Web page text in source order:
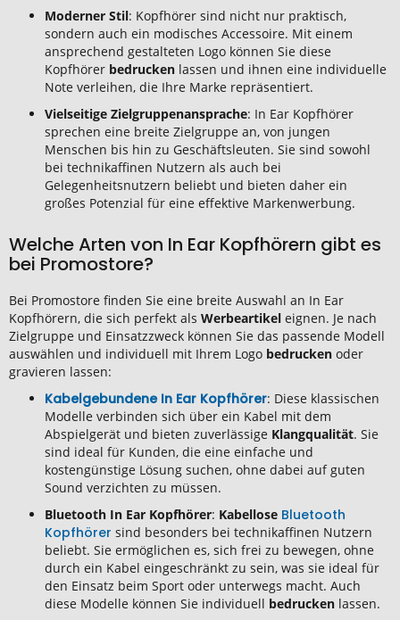
Moderner Stil: Kopfhörer sind nicht nur praktisch,
sondern auch ein modisches Accessoire. Mit einem
ansprechend gestalteten Logo können Sie diese
Kopfhörer bedrucken lassen und ihnen eine individuelle
Note verleihen, die Ihre Marke repräsentiert.
Vielseitige Zielgruppenansprache: In Ear Kopfhörer
sprechen eine breite Zielgruppe an, von jungen
Menschen bis hin zu Geschäftsleuten. Sie sind sowohl
bei technikaffinen Nutzern als auch bei
Gelegenheitsnutzern beliebt und bieten daher ein
großes Potenzial für eine effektive Markenwerbung.
Welche Arten von In Ear Kopfhörern gibt es
bei Promostore?
Bei Promostore finden Sie eine breite Auswahl an In Ear
Kopfhörern, die sich perfekt als Werbeartikel eignen. Je nach
Zielgruppe und Einsatzzweck können Sie das passende Modell
auswählen und individuell mit Ihrem Logo bedrucken oder
gravieren lassen:
Kabelgebundene In Ear Kopfhörer: Diese klassischen
Modelle verbinden sich über ein Kabel mit dem
Abspielgerät und bieten zuverlässige Klangqualität. Sie
sind ideal für Kunden, die eine einfache und
kostengünstige Lösung suchen, ohne dabei auf guten
Sound verzichten zu müssen.
Bluetooth In Ear Kopfhörer: Kabellose Bluetooth
Kopfhörer sind besonders bei technikaffinen Nutzern
beliebt. Sie ermöglichen es, sich frei zu bewegen, ohne
durch ein Kabel eingeschränkt zu sein, was sie ideal für
den Einsatz beim Sport oder unterwegs macht. Auch
diese Modelle können Sie individuell bedrucken lassen.